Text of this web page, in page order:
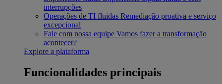
interrupções
Operações de TI fluidas Remediação proativa e serviço
excepcional
Fale com nossa equipe Vamos fazer a transformação
acontecer?
Explore a plataforma
Funcionalidades principais